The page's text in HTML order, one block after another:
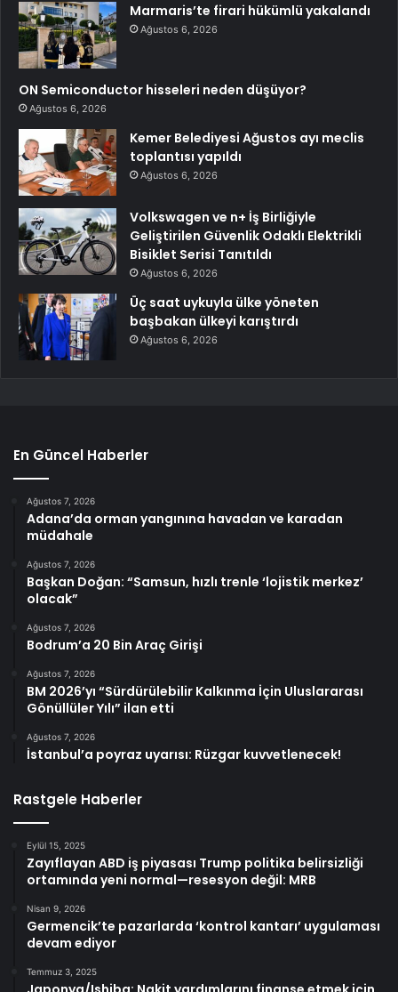
Marmaris’te firari hükümlü yakalandı
Ağustos 6, 2026
ON Semiconductor hisseleri neden düşüyor?
Ağustos 6, 2026
Kemer Belediyesi Ağustos ayı meclis
toplantısı yapıldı
Ağustos 6, 2026
Volkswagen ve n+ İş Birliğiyle
Geliştirilen Güvenlik Odaklı Elektrikli
Bisiklet Serisi Tanıtıldı
Ağustos 6, 2026
Üç saat uykuyla ülke yöneten
başbakan ülkeyi karıştırdı
Ağustos 6, 2026
En Güncel Haberler
Ağustos 7, 2026
Adana’da orman yangınına havadan ve karadan
müdahale
Ağustos 7, 2026
Başkan Doğan: “Samsun, hızlı trenle ‘lojistik merkez’
olacak”
Ağustos 7, 2026
Bodrum’a 20 Bin Araç Girişi
Ağustos 7, 2026
BM 2026’yı “Sürdürülebilir Kalkınma İçin Uluslararası
Gönüllüler Yılı” ilan etti
Ağustos 7, 2026
İstanbul’a poyraz uyarısı: Rüzgar kuvvetlenecek!
Rastgele Haberler
Eylül 15, 2025
Zayıflayan ABD iş piyasası Trump politika belirsizliği
ortamında yeni normal—resesyon değil: MRB
Nisan 9, 2026
Germencik’te pazarlarda ‘kontrol kantarı’ uygulaması
devam ediyor
Temmuz 3, 2025